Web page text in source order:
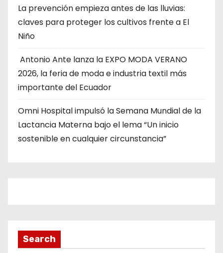
La prevención empieza antes de las lluvias:
claves para proteger los cultivos frente a El
Niño
Antonio Ante lanza la EXPO MODA VERANO
2026, la feria de moda e industria textil más
importante del Ecuador
Omni Hospital impulsó la Semana Mundial de la
Lactancia Materna bajo el lema “Un inicio
sostenible en cualquier circunstancia”
Search